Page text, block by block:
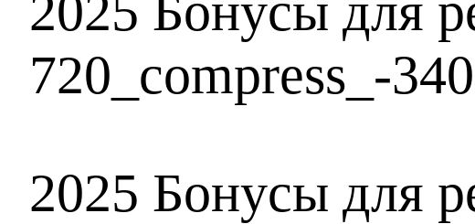
720_compress_-
2025 Бонусы для